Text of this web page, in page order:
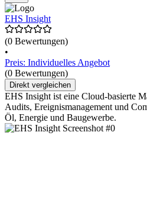
EHS Insight
(0 Bewertungen)
•
Preis: Individuelles Angebot
(0 Bewertungen)
Direkt vergleichen
EHS Insight ist eine Cloud-basierte
Audits, Ereignismanagement und
Öl, Energie und Baugewerbe.